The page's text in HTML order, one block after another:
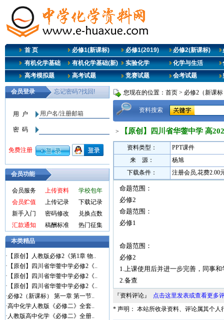
首 页 必修1(新课标) 必修1(2019) 必修2(新课标)
有机化学基础
有机化学基础(新) 实验化学 化学与生活
高考模拟题
高考试题 竞赛试题 会考试题
会员功能
会员服务 上传资料
学校包年
会员贮值
上传记录
下载记录
新手入门
密码修改
兑换点数
汇款通知
稿酬标准 热门征集
本类精品
· 【原创】人教版必修2《第1章 物..
· 【原创】四川省华蓥中学必修2《..
· 【原创】四川省华蓥中学必修2《..
· 【原创】四川省华蓥中学必修2《..
·必修2（新课标） 第一章 第一节..
·高中化学人教版《必修二》全套..
· 人教版高中化学《必修二》全册..
您现在的位置： 首页 > 必修2（新课
资料搜索
> 【原创】四川省华蓥中学 高
资料类型：
PPT课件
来 源：
杨旭
下载条件：
注册会员,花费2.00
命题范围：
必修2
命题范围：
必修1
命题范围：
必修2
1.上课使用后并进一步完善，同事
2.备查
『资料评论』 点击这里发表或查看更多
* 声明： 本站所收录资料、评论属其个人